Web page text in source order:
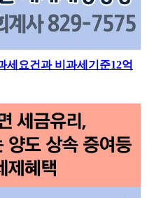
세요건과 비과세기준12억